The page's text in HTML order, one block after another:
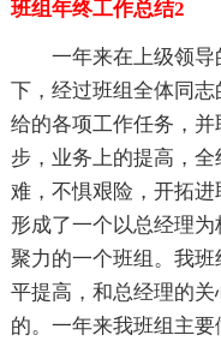
班组年终工作总结2
一年来在上级领
下，经过班组全体同
给的各项工作任务，
步，业务上的提高，
难，不惧艰险，开拓进
形成了一个以总经理
聚力的一个班组。我
平提高，和总经理的
的。一年来我班组主要